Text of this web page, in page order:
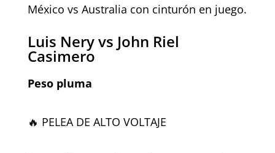
México vs Australia con cinturón en juego.
Luis Nery vs John Riel
Casimero
Peso pluma
🔥 PELEA DE ALTO VOLTAJE